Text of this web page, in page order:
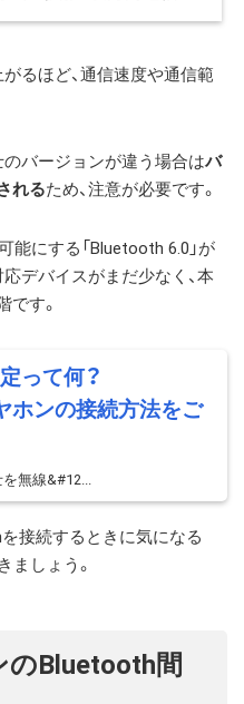
るほど、通信速度や通信範
バージョンが違う場合はバ
れるため、注意が必要です。
にする「Bluetooth 6.0」が
デバイスがまだ少なく、本
す。
って何？
ホンの接続方法をご
無線&#12...
接続するときに気になる
ましょう。
Bluetooth間